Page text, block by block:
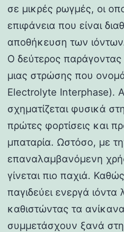
σε μικρές ρωγμές, οι
επιφάνεια που είναι
αποθήκευση των
Ο δεύτερος παράγοντας
μιας στρώσης που
Electrolyte Interphase).
σχηματίζεται φυσικά
πρώτες φορτίσεις και
μπαταρία. Ωστόσο, με
επαναλαμβανόμενη
γίνεται πιο παχιά.
παγιδεύει ενεργά ιόντα
καθιστώντας τα
συμμετάσχουν ξανά στη